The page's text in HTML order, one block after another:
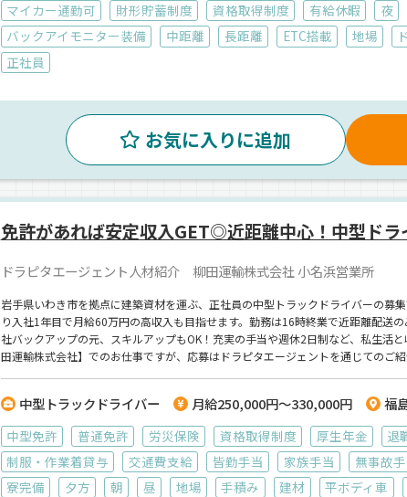
マイカー通勤可
財形貯蓄制度 資格取得制度 有給休暇 夜
バックアイモニター装備
中距離 長距離 ETC搭載 地場
正社員
お気に入りに追加
免許があれば安定収入GET◎近距離中心！中型ドラ
ドラピタエージェント人材紹介 柳田運輸株式会社 小名浜営業所
岩手県いわき市を拠点に建築資材を運ぶ、正社員の中型トラックドライバーの募
り入社1年目で月給60万円の高収入も目指せます。勤務は16時終業で近距離配送
社バックアップの元、スキルアップもOK！充実の手当や週休2日制など、私生活
田運輸株式会社】でのお仕事ですが、応募はドラピタエージェントを通じてのご紹
中型トラックドライバー 月給250,000円～330,000円 福
中型免許 普通免許 労災保険 資格取得制度 厚生年金 退
制服・作業着貸与
交通費支給 皆勤手当 家族手当 無事故
寮完備
夕方 朝 昼 地場 手積み 建材 平ボディ車